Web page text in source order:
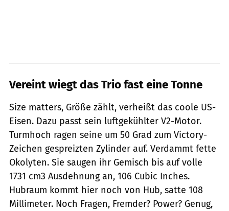
Vereint wiegt das Trio fast eine Tonne
Size matters, Größe zählt, verheißt das coole US-
Eisen. Dazu passt sein luftgekühlter V2-Motor.
Turmhoch ragen seine um 50 Grad zum Victory-
Zeichen gespreizten Zylinder auf. Verdammt fette
Okolyten. Sie saugen ihr Gemisch bis auf volle
1731 cm3 Ausdehnung an, 106 Cubic Inches.
Hubraum kommt hier noch von Hub, satte 108
Millimeter. Noch Fragen, Fremder? Power? Genug,